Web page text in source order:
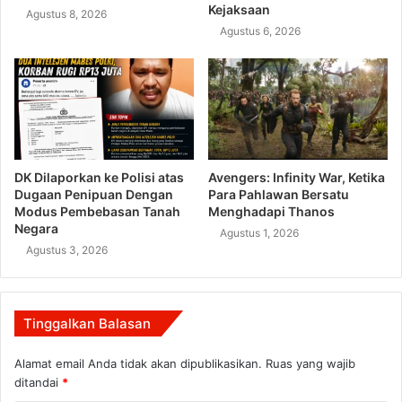
Agustus 8, 2026
Kejaksaan
Agustus 6, 2026
DK Dilaporkan ke Polisi atas
Dugaan Penipuan Dengan
Modus Pembebasan Tanah
Negara
Agustus 3, 2026
Avengers: Infinity War, Ketika
Para Pahlawan Bersatu
Menghadapi Thanos
Agustus 1, 2026
Tinggalkan Balasan
Alamat email Anda tidak akan dipublikasikan. Ruas yang wajib
ditandai *